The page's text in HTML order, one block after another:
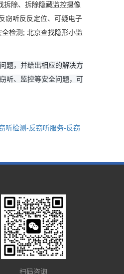
拆除、拆除隐藏监控摄像
窃听反反定位、可疑电子
全检测 ; 北京查找隐形小监
题，并给出相应的解决方
听、监控等安全问题，可
听检测-反窃听服务-反窃
扫码咨询